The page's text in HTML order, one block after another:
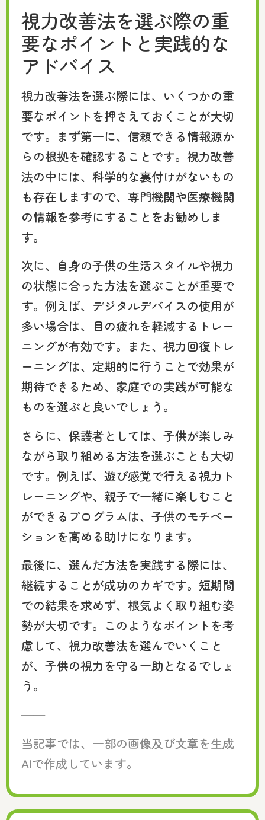
視力改善法を選ぶ際の重
要なポイントと実践的な
アドバイス
視力改善法を選ぶ際には、いくつかの重
要なポイントを押さえておくことが大切
です。まず第一に、信頼できる情報源か
らの根拠を確認することです。視力改善
法の中には、科学的な裏付けがないもの
も存在しますので、専門機関や医療機関
の情報を参考にすることをお勧めしま
す。
次に、自身の子供の生活スタイルや視力
の状態に合った方法を選ぶことが重要で
す。例えば、デジタルデバイスの使用が
多い場合は、目の疲れを軽減するトレー
ニングが有効です。また、視力回復トレ
ーニングは、定期的に行うことで効果が
期待できるため、家庭での実践が可能な
ものを選ぶと良いでしょう。
さらに、保護者としては、子供が楽しみ
ながら取り組める方法を選ぶことも大切
です。例えば、遊び感覚で行える視力ト
レーニングや、親子で一緒に楽しむこと
ができるプログラムは、子供のモチベー
ションを高める助けになります。
最後に、選んだ方法を実践する際には、
継続することが成功のカギです。短期間
での結果を求めず、根気よく取り組む姿
勢が大切です。このようなポイントを考
慮して、視力改善法を選んでいくこと
が、子供の視力を守る一助となるでしょ
う。
——
当記事では、一部の画像及び文章を生成
AIで作成しています。